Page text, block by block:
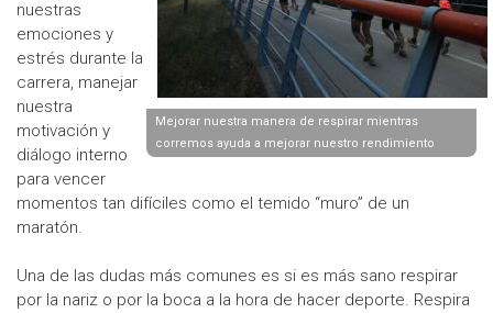
Mejorar nuestra manera de respirar mientras
corremos ayuda a mejorar nuestro rendimiento
nuestras
emociones y
estrés durante la
carrera, manejar
nuestra
motivación y
diálogo interno
para vencer
momentos tan difíciles como el temido “muro” de un
maratón.
Una de las dudas más comunes es si es más sano respirar
por la nariz o por la boca a la hora de hacer deporte. Respira